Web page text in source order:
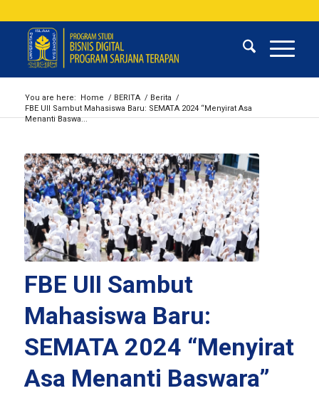
You are here: Home / BERITA / Berita /
FBE UII Sambut Mahasiswa Baru: SEMATA 2024 “Menyirat Asa
Menanti Baswa...
FBE UII Sambut
Mahasiswa Baru:
SEMATA 2024 “Menyirat
Asa Menanti Baswara”